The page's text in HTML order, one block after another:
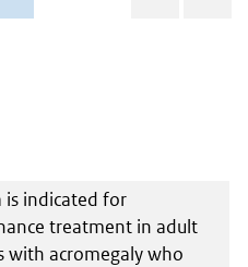
is indicated for
treatment in adult
with acromegaly who